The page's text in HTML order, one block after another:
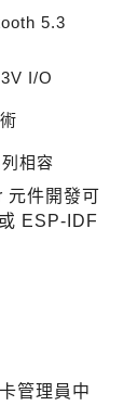
5.3
I/O
相容
件開發可
ESP-IDF
管理員中